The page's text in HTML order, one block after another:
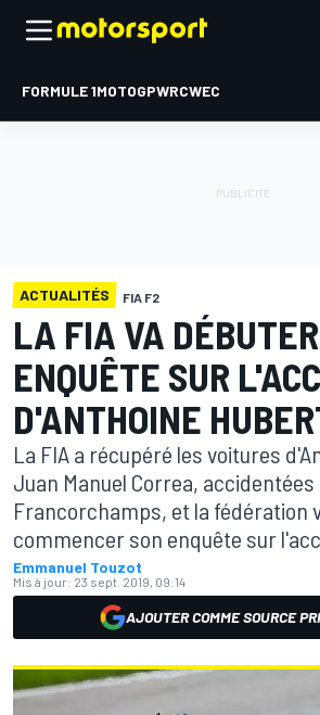
FORMULE 1MOTOGPWRCWEC
ACTUALITÉS FIA F2
LA FIA VA
ENQUÊTE SUR
D'ANTHOINE
La FIA a récupéré les voitures
Juan Manuel Correa, accidentées
Francorchamps, et la fédération
commencer son enquête sur
Emmanuel Touzot
Mis à jour: 23 sept. 2019, 09:14
AJOUTER COMME SOURCE